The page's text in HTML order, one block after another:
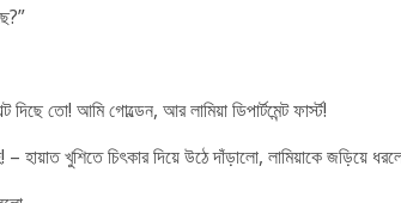
তো! আমি গোল্ডেন, আর লামিয়া ডিপার্টমেন্ট ফার্স্ট!
হায়াত খুশিতে চিৎকার দিয়ে উঠে দাঁড়ালো, লামিয়াকে জড়িয়ে